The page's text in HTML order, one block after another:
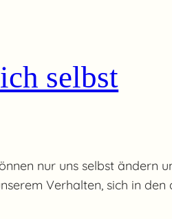
selbst
nur uns selbst ändern
Verhalten, sich in den